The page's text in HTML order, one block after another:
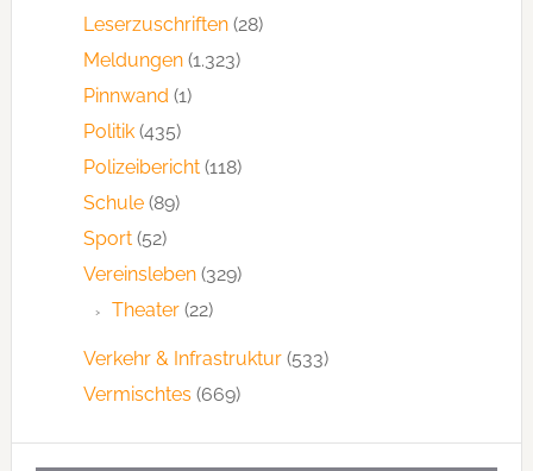
Leserzuschriften(28)
Meldungen(1.323)
Pinnwand (1)
Politik(435)
Polizeibericht(118)
Schule(89)
Sport(52)
Vereinsleben(329)
Theater(22)
Verkehr & Infrastruktur(533)
Vermischtes (669)